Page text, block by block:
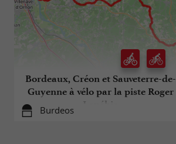
Bordeaux, Créon et Sauveterre-de-
Guyenne à vélo par la piste Roger
Lapébie
Burdeos